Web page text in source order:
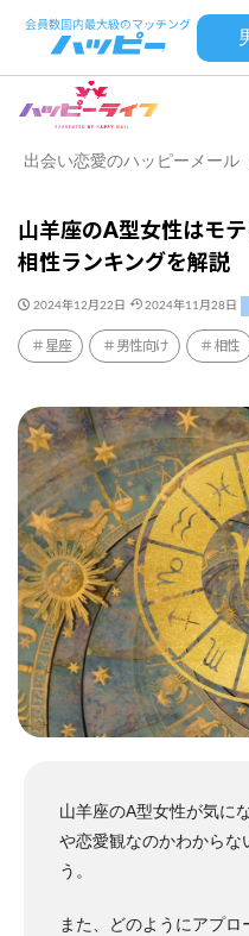
出会い恋愛のハッピーメール
山羊座のA型女性はモ
相性ランキングを解説
2024年12月22日 2024年11月28日
星座 男性向け 相性
山羊座のA型女性が気に
や恋愛観なのかわからな
う。
また、どのようにアプ